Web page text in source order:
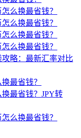
么换最省钱？
么换最省钱？
么换最省钱？
么换最省钱？
攻略：最新汇率对比
最省钱？
最省钱？JPY转
么换最省钱？